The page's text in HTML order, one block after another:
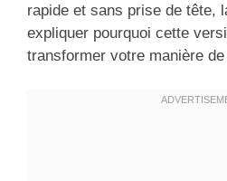
rapide et sans prise de tête,
expliquer pourquoi cette
transformer votre manière